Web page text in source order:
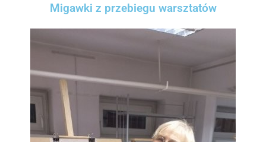
Migawki z przebiegu warsztatów